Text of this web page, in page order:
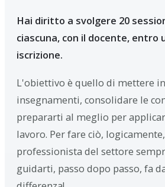
Hai diritto a svolgere 20
ciascuna, con il docente, entro
iscrizione.
L'obiettivo è quello di mettere
insegnamenti, consolidare le
prepararti al meglio per
lavoro. Per fare ciò,
professionista del settore
guidarti, passo dopo passo, fa